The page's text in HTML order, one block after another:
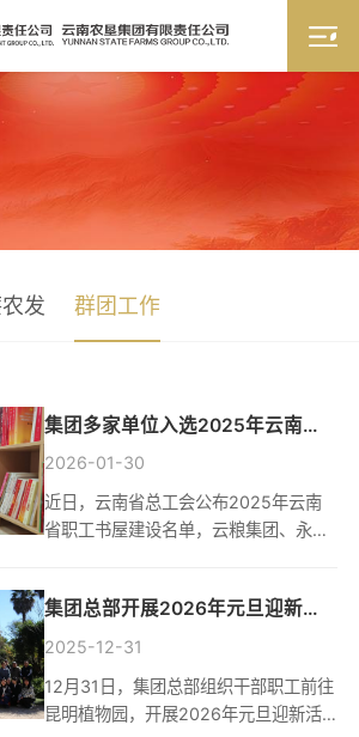
发 群团工作
集团多家单位入选2025年云南省
职工书屋建设名单
2026-01-30
近日，云南省总工会公布2025年云南
省职工书屋建设名单，云粮集团、永德
动职工书屋，云胶景阳公司入选省级电
子职工书屋。近年来，集团群团组织深
施、丰富读书活动、打造特色品牌，积
极营造“爱读书、读好书、善读书”的浓
集团总部开展2026年元旦迎新活
动
2025-12-31
12月31日，集团总部组织干部职工前往
昆明植物园，开展2026年元旦迎新活